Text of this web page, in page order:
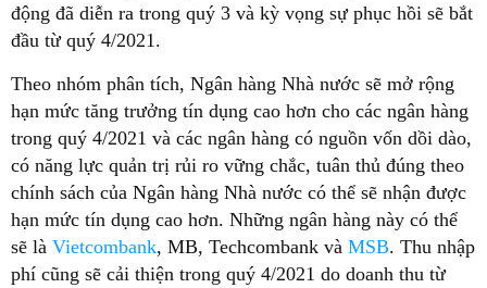
động đã diễn ra trong quý 3 và kỳ vọng sự phục hồi sẽ bắt
đầu từ quý 4/2021.
Theo nhóm phân tích, Ngân hàng Nhà nước sẽ mở rộng
hạn mức tăng trưởng tín dụng cao hơn cho các ngân hàng
trong quý 4/2021 và các ngân hàng có nguồn vốn dồi dào,
có năng lực quản trị rủi ro vững chắc, tuân thủ đúng theo
chính sách của Ngân hàng Nhà nước có thể sẽ nhận được
hạn mức tín dụng cao hơn. Những ngân hàng này có thể
sẽ là Vietcombank, MB, Techcombank và MSB. Thu nhập
phí cũng sẽ cải thiện trong quý 4/2021 do doanh thu từ